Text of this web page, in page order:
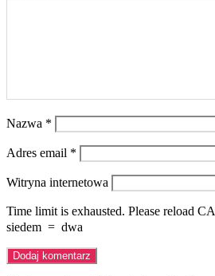
Nazwa *
Adres email *
Witryna internetowa
Time limit is exhausted. Please reload
siedem = dwa